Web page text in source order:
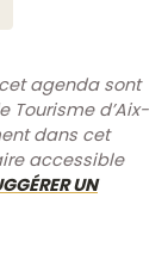
agenda sont
Tourisme d’Aix-
dans cet
accessible
UN